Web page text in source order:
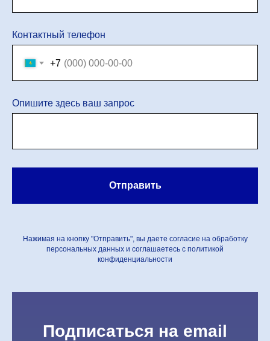
Контактный телефон
+7
Опишите здесь ваш запрос
Отправить
Нажимая на кнопку "Отправить", вы даете согласие на обработку
персональных данных и соглашаетесь c политикой
конфиденциальности
Подписаться на email